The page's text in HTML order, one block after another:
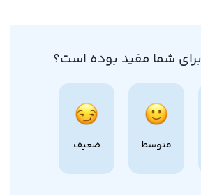
شما مفید بوده است؟
متوسط ضعیف